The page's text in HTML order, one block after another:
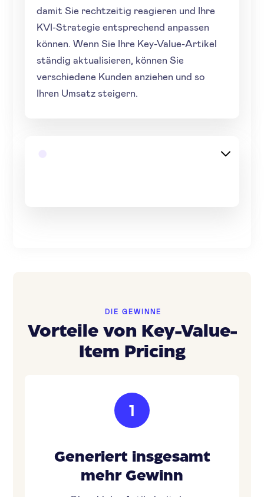
damit Sie rechtzeitig reagieren und Ihre
KVI-Strategie entsprechend anpassen
können. Wenn Sie Ihre Key-Value-Artikel
ständig aktualisieren, können Sie
verschiedene Kunden anziehen und so
Ihren Umsatz steigern.
DIE GEWINNE
Vorteile von Key-Value-
Item Pricing
1
Generiert insgesamt
mehr Gewinn